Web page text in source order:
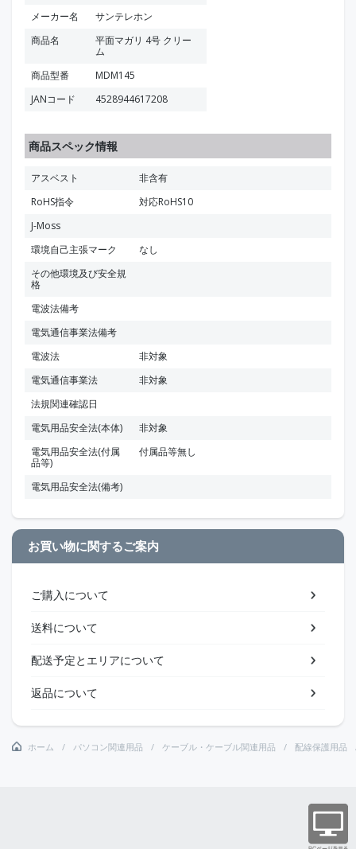
メーカー名
サンテレホン
商品名
平面マガリ 4号 クリー
ム
商品型番
MDM145
JANコード
4528944617208
商品スペック情報
アスベスト
非含有
RoHS指令
対応RoHS10
J-Moss
環境自己主張マーク
なし
その他環境及び安全規
格
電波法備考
電気通信事業法備考
電波法
非対象
電気通信事業法
非対象
法規関連確認日
電気用品安全法(本体)
非対象
電気用品安全法(付属
品等)
付属品等無し
電気用品安全法(備考)
お買い物に関するご案内
ご購入について
送料について
配送予定とエリアについて
返品について
ホーム パソコン関連用品 ケーブル・ケーブル関連用品 配線保護用品